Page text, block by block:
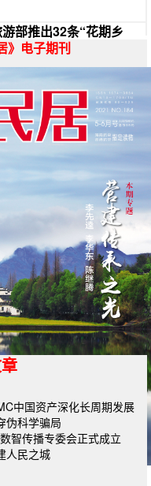
部推出32条“花期乡
》电子期刊
中国资产深化长周期发展
伪科学骗局
智传播专委会正式成立
人民之城